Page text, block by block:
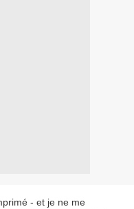
- et je ne me